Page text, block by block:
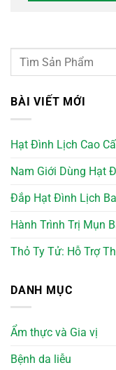
BÀI VIẾT MỚI
Hạt Đình Lịch Cao
Nam Giới Dùng Hạt
Đắp Hạt Đình Lịch
Hành Trình Trị Mụn
Thỏ Ty Tử: Hỗ Trợ
DANH MỤC
Ẩm thực và Gia vị
Bệnh da liễu